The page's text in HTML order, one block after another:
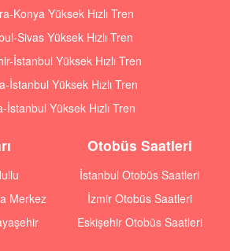
Konya Yüksek Hızlı Tren
Sivas Yüksek Hızlı Tren
İstanbul Yüksek Hızlı Tren
İstanbul Yüksek Hızlı Tren
İstanbul Yüksek Hızlı Tren
Merkez
Otobüs Saatleri
İstanbul Otobüs Saatleri
İzmir Otobüs Saatleri
Eskişehir Otobüs Saatleri